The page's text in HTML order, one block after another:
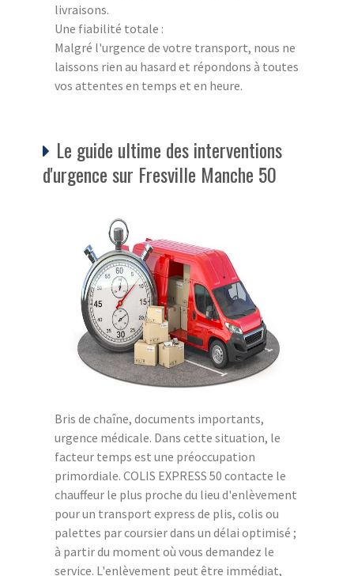
livraisons.
Une fiabilité totale :
Malgré l'urgence de votre transport, nous ne
laissons rien au hasard et répondons à toutes
vos attentes en temps et en heure.
Le guide ultime des interventions
d'urgence sur Fresville Manche 50
Bris de chaîne, documents importants,
urgence médicale. Dans cette situation, le
facteur temps est une préoccupation
primordiale. COLIS EXPRESS 50 contacte le
chauffeur le plus proche du lieu d'enlèvement
pour un transport express de plis, colis ou
palettes par coursier dans un délai optimisé ;
à partir du moment où vous demandez le
service. L'enlèvement peut être immédiat,